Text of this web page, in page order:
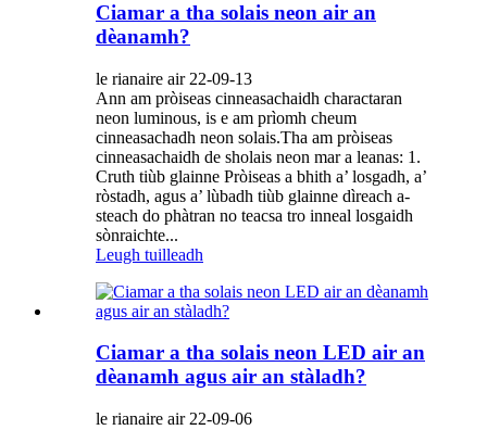
Ciamar a tha solais neon air an
dèanamh?
le rianaire air 22-09-13
Ann am pròiseas cinneasachaidh charactaran
neon luminous, is e am prìomh cheum
cinneasachadh neon solais.Tha am pròiseas
cinneasachaidh de sholais neon mar a leanas: 1.
Cruth tiùb glainne Pròiseas a bhith a’ losgadh, a’
ròstadh, agus a’ lùbadh tiùb glainne dìreach a-
steach do phàtran no teacsa tro inneal losgaidh
sònraichte...
Leugh tuilleadh
Ciamar a tha solais neon LED air an
dèanamh agus air an stàladh?
le rianaire air 22-09-06